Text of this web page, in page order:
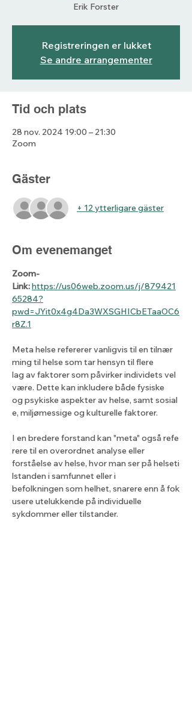
Erik Forster
Registreringen er lukket
Se andre arrangementer
Tid och plats
28 nov. 2024 19:00 – 21:30
Zoom
Gäster
+ 12 ytterligare gäster
Om evenemanget
Zoom-
Link:https://us06web.zoom.us/j/879421
65284?
pwd=JYit0x4g4Da3WXSGHICbETaaOC6
r8Z.1
Meta helse refererer vanligvis til en tilnær
ming til helse som tar hensyn til flere
lag av faktorer som påvirker individets vel
være. Dette kan inkludere både fysiske
og psykiske aspekter av helse, samt sosial
e, miljømessige og kulturelle faktorer.
I en bredere forstand kan "meta" også refe
rere til en overordnet analyse eller
forståelse av helse, hvor man ser på helseti
lstanden i samfunnet eller i
befolkningen som helhet, snarere enn å fok
usere utelukkende på individuelle
sykdommer eller tilstander.